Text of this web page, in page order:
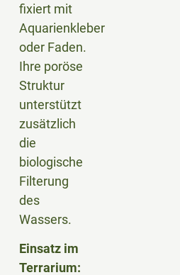
fixiert mit
Aquarienkleber
oder Faden.
Ihre poröse
Struktur
unterstützt
zusätzlich
die
biologische
Filterung
des
Wassers.
Einsatz im
Terrarium: